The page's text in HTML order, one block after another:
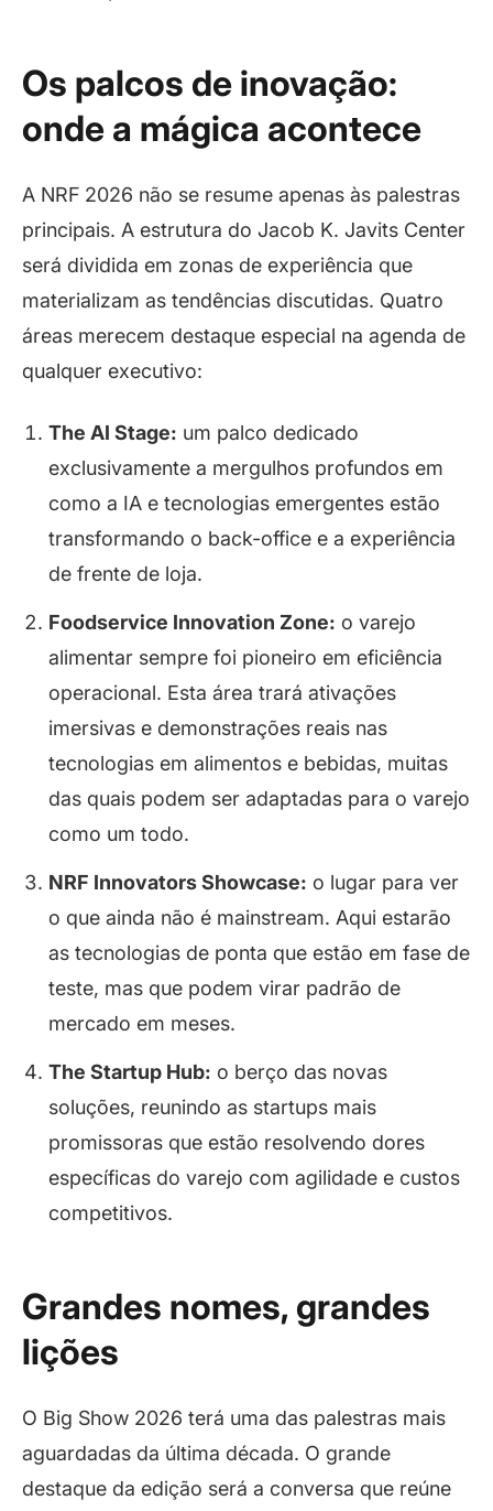
Os palcos de inovação:
onde a mágica acontece
A NRF 2026 não se resume apenas às palestras
principais. A estrutura do Jacob K. Javits Center
será dividida em zonas de experiência que
materializam as tendências discutidas. Quatro
áreas merecem destaque especial na agenda de
qualquer executivo:
The AI Stage: um palco dedicado
exclusivamente a mergulhos profundos em
como a IA e tecnologias emergentes estão
transformando o back-office e a experiência
de frente de loja.
Foodservice Innovation Zone: o varejo
alimentar sempre foi pioneiro em eficiência
operacional. Esta área trará ativações
imersivas e demonstrações reais nas
tecnologias em alimentos e bebidas, muitas
das quais podem ser adaptadas para o varejo
como um todo.
NRF Innovators Showcase: o lugar para ver
o que ainda não é mainstream. Aqui estarão
as tecnologias de ponta que estão em fase de
teste, mas que podem virar padrão de
mercado em meses.
The Startup Hub: o berço das novas
soluções, reunindo as startups mais
promissoras que estão resolvendo dores
específicas do varejo com agilidade e custos
competitivos.
Grandes nomes, grandes
lições
O Big Show 2026 terá uma das palestras mais
aguardadas da última década. O grande
destaque da edição será a conversa que reúne